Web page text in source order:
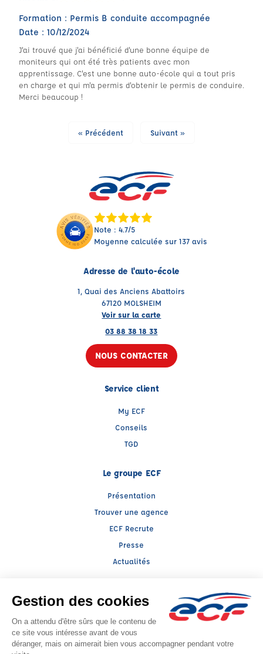
Formation : Permis B conduite accompagnée
Date : 10/12/2024
J'ai trouvé que j'ai bénéficié d'une bonne équipe de
moniteurs qui ont été très patients avec mon
apprentissage. C'est une bonne auto-école qui a tout pris
en charge et qui m'a permis d'obtenir le permis de conduire.
Merci beaucoup !
« Précédent Suivant »
Note : 4.7/5
Moyenne calculée sur 137 avis
Adresse de l'auto-école
1, Quai des Anciens Abattoirs
67120 MOLSHEIM
Voir sur la carte
03 88 38 18 33
NOUS CONTACTER
Service client
My ECF
Conseils
TGD
Le groupe ECF
Présentation
Trouver une agence
ECF Recrute
Presse
Actualités
Facebook (nouvelle fenêtre)
Instagram (nouvelle fenêtre)
LinkedIn (nouvelle fenêtre)
TikTok (nouvelle fenêtre)
Raison sociale : LLERENA ALSACE - Capital social: 100000€
SIREN: 393817259 - Numéro de TVA intracommunautaire: FR 34 393817259
Agrément n°E1206700160